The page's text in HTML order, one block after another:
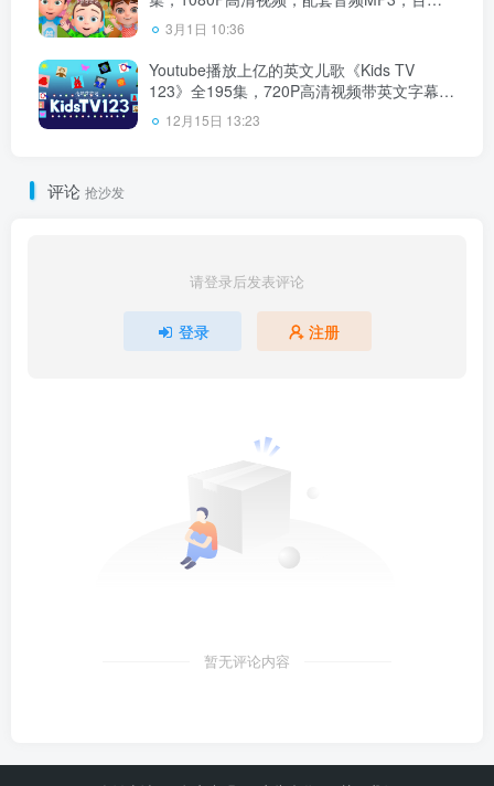
云网盘下载！
3月1日 10:36
Youtube播放上亿的英文儿歌《Kids TV
123》全195集，720P高清视频带英文字幕，
带闪卡练习册，百度云网盘下载！
12月15日 13:23
评论 抢沙发
请登录后发表评论
登录 注册
暂无评论内容